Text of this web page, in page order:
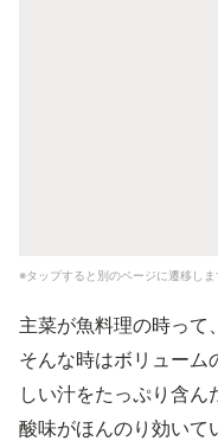
※タップすると別のページに遷移しま
主菜が魚料理の時って
そんな時はボリューム
しい汁をたっぷり含
酸味がほんのり効いて